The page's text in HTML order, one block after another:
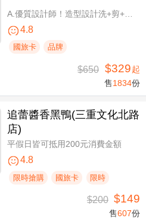
4.8
國旅卡 品牌
$650 $329起
售1834份
追蕾醬香黑鴨(三重文化北路
店)
平假日皆可抵用200元消費金額
4.8
限時搶購 國旅卡 限時
$200 $149
售607份